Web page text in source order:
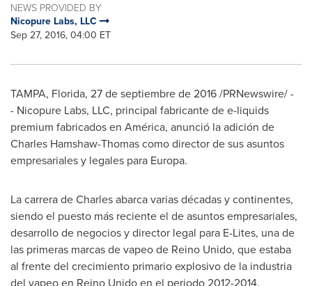
NEWS PROVIDED BY
Nicopure Labs, LLC
Sep 27, 2016, 04:00 ET
TAMPA, Florida, 27 de septiembre de 2016 /PRNewswire/ -
- Nicopure Labs, LLC, principal fabricante de e-liquids
premium fabricados en América, anunció la adición de
Charles Hamshaw-Thomascomo director de sus asuntos
empresariales y legales para Europa.
La carrera de Charles abarca varias décadas y continentes,
siendo el puesto más reciente el de asuntos empresariales,
desarrollo de negocios y director legal para E-Lites, una de
las primeras marcas de vapeo de Reino Unido, que estaba
al frente del crecimiento primario explosivo de la industria